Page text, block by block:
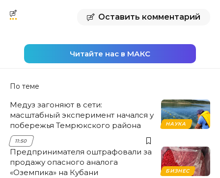
Оставить комментарий
Читайте нас в МАКС
По теме
НАУКА
Медуз загоняют в сети:
масштабный эксперимент начался у
побережья Темрюкского района
11:50
БИЗНЕС
Предпринимателя оштрафовали за
продажу опасного аналога
«Оземпика» на Кубани